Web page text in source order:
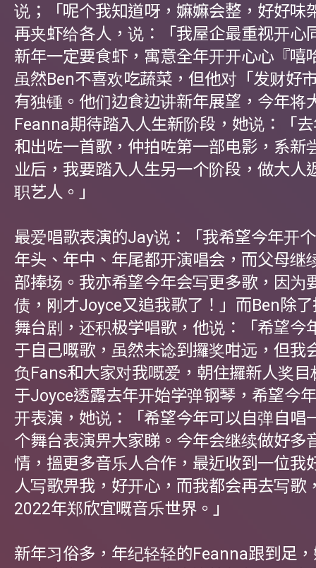
说；「呢个我知道呀，嫲嫲会整，好好味
再夹虾给各人，说：「我屋企最重视开心
新年一定要食虾，寓意全年开开心心『嘻
虽然Ben不喜欢吃蔬菜，但他对「发财好
有独锺。他们边食边讲新年展望，今年将
Feanna期待踏入人生新阶段，她说：「
和出咗一首歌，仲拍咗第一部电影，系新
业后，我要踏入人生另一个阶段，做大人
职艺人。」
最爱唱歌表演的Jay说：「我希望今年开
年头、年中、年尾都开演唱会，而父母继
部捧场。我亦希望今年会写更多歌，因为
债，刚才Joyce又追我歌了！」而Ben除
舞台剧，还积极学唱歌，他说：「希望今
于自己嘅歌，虽然未谂到攞奖咁远，但我
负Fans和大家对我嘅爱，朝住攞新人奖目
于Joyce透露去年开始学弹钢琴，希望今
开表演，她说：「希望今年可以自弹自唱
个舞台表演畀大家睇。今年会继续做好多
情，搵更多音乐人合作，最近收到一位我
人写歌畀我，好开心，而我都会再去写歌
2022年郑欣宜嘅音乐世界。」
新年习俗多，年纪轻轻的Feanna跟到足